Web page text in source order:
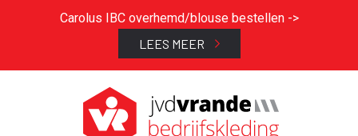
Carolus IBC overhemd/blouse bestellen ->
LEES MEER